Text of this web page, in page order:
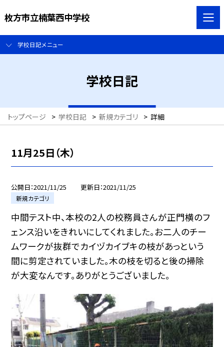
枚方市立楠葉西中学校
学校日記メニュー
学校日記
トップページ > 学校日記 > 新規カテゴリ > 詳細
11月25日（木）
公開日 2021/11/25 更新日 2021/11/25
新規カテゴリ
中間テスト中、本校の2人の校務員さんが正門横のフ
ェンス沿いをきれいにしてくれました。お二人のチー
ムワークが抜群でカイヅカイブキの枝があっという
間に剪定されていました。木の枝を切ると後の掃除
が大変なんです。ありがとうございました。